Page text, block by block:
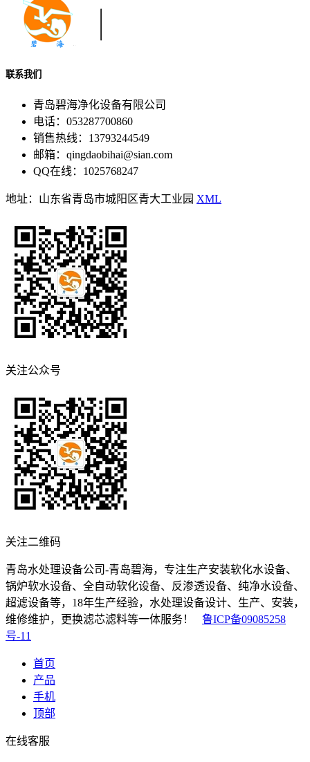
联系我们
青岛碧海净化设备有限公司
电话：053287700860
销售热线：13793244549
邮箱：qingdaobihai@sian.com
QQ在线：1025768247
地址：山东省青岛市城阳区青大工业园 XML
关注公众号
关注二维码
青岛水处理设备公司-青岛碧海，专注生产安装软化水设备、
锅炉软水设备、全自动软化设备、反渗透设备、纯净水设备、
超滤设备等，18年生产经验，水处理设备设计、生产、安装，
维修维护，更换滤芯滤料等一体服务！ 鲁ICP备09085258
号-11
首页
产品
手机
顶部
在线客服